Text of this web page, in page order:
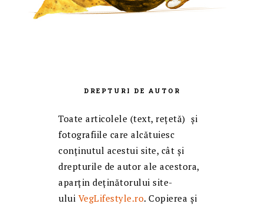
DREPTURI DE AUTOR
Toate articolele (text, reţetă) și
fotografiile care alcătuiesc
conținutul acestui site, cât și
drepturile de autor ale acestora,
aparțin deținătorului site-
ului VegLifestyle.ro. Copierea și